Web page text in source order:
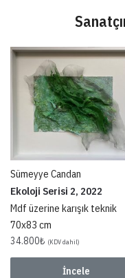
Sümeyye Candan
Ekoloji Serisi 2, 2022
Mdf üzerine karışık teknik
70x83 cm
34.800₺ (KDV dahil)
İncele